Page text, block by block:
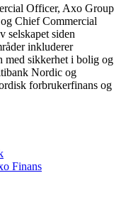
Officer, Axo Group
Chief Commercial
selskapet siden
inkluderer
med sikkerhet i bolig og
Nordic og
forbrukerfinans og
Finans